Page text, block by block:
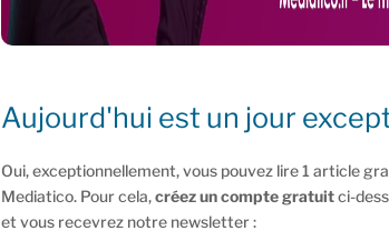
Aujourd'hui est un jour
Oui, exceptionnellement, vous pouvez lire 1 article
Mediatico. Pour cela,créez un compte gratuitci-
et vous recevrez notre newsletter :